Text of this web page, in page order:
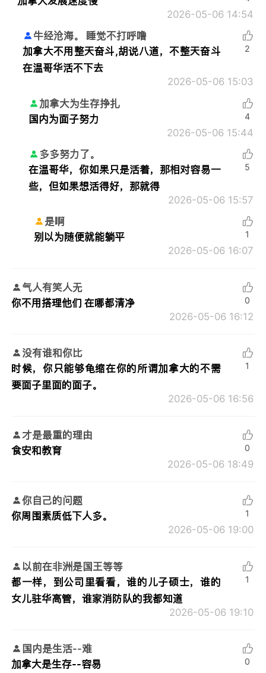
2026-05-06 14:54
牛经沧海。 睡觉不打呼噜
加拿大不用整天奋斗,胡说八道，不整天奋斗
在温哥华活不下去
2026-05-06 15:03
2
加拿大为生存挣扎
国内为面子努力
2026-05-06 15:44
4
多多努力了。
在温哥华，你如果只是活着，那相对容易一
些，但如果想活得好，那就得
2026-05-06 15:57
5
是啊
别以为随便就能躺平
2026-05-06 16:07
1
气人有笑人无
你不用搭理他们 在哪都清净
2026-05-06 16:12
0
没有谁和你比
时候，你只能够龟缩在你的所谓加拿大的不需
要面子里面的面子。
2026-05-06 16:56
1
才是最重的理由
食安和教育
2026-05-06 18:49
0
你自己的问题
你周围素质低下人多。
2026-05-06 19:00
1
以前在非洲是国王等等
都一样，到公司里看看，谁的儿子硕士，谁的
女儿驻华高管，谁家消防队的我都知道
2026-05-06 19:10
1
国内是生活--难
加拿大是生存--容易
0